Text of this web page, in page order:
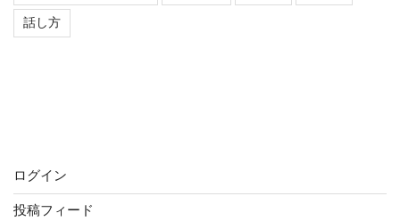
話し方
ログイン
投稿フィード